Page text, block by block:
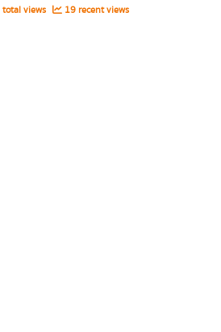
views 19 recent views